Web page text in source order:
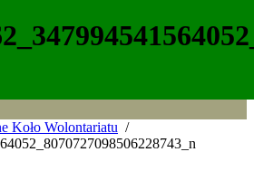
Koło Wolontariatu